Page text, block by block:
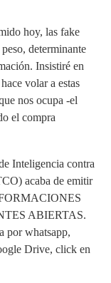
hoy, las fake
determinante
Insistiré en
volar a estas
nos ocupa -el
el compra
Inteligencia contra
acaba de emitir
ABIERTAS.
por whatsapp,
Drive, click en